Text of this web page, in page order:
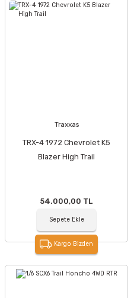
Traxxas
TRX-4 1972 Chevrolet K5
Blazer High Trail
54.000,00 TL
Sepete Ekle
Kargo Bizden